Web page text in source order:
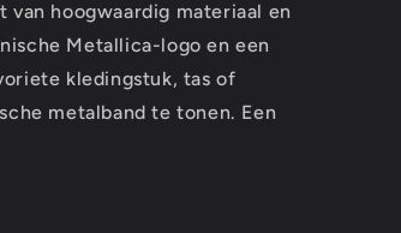
hoogwaardig materiaal en
Metallica-logo en een
kledingstuk, tas of
metalband te tonen. Een